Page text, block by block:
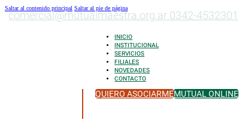
Saltar al contenido principal Saltar al pie de página
comercial@mutualmaestra.org.ar0342-4532301
INICIO
INSTITUCIONAL
SERVICIOS
FILIALES
NOVEDADES
CONTACTO
QUIERO ASOCIARMEMUTUAL ONLINE